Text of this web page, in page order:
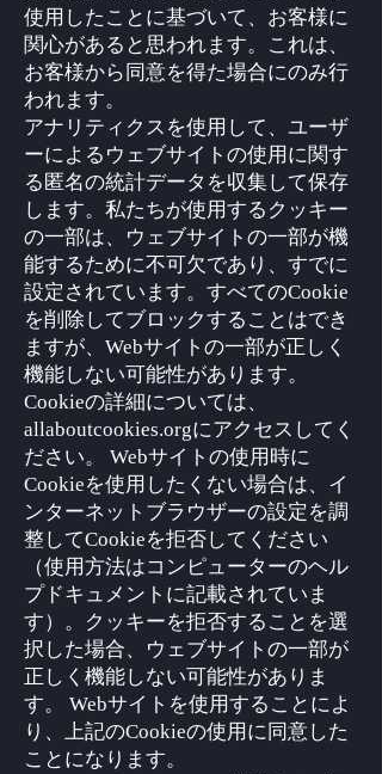
使用したことに基づいて、お客様に
関心があると思われます。これは、
お客様から同意を得た場合にのみ行
われます。
アナリティクスを使用して、ユーザ
ーによるウェブサイトの使用に関す
る匿名の統計データを収集して保存
します。私たちが使用するクッキー
の一部は、ウェブサイトの一部が機
能するために不可欠であり、すでに
設定されています。すべてのCookie
を削除してブロックすることはでき
ますが、Webサイトの一部が正しく
機能しない可能性があります。
Cookieの詳細については、
allaboutcookies.orgにアクセスしてく
ださい。 Webサイトの使用時に
Cookieを使用したくない場合は、イ
ンターネットブラウザーの設定を調
整してCookieを拒否してください
（使用方法はコンピューターのヘル
プドキュメントに記載されていま
す）。クッキーを拒否することを選
択した場合、ウェブサイトの一部が
正しく機能しない可能性がありま
す。 Webサイトを使用することによ
り、上記のCookieの使用に同意した
ことになります。